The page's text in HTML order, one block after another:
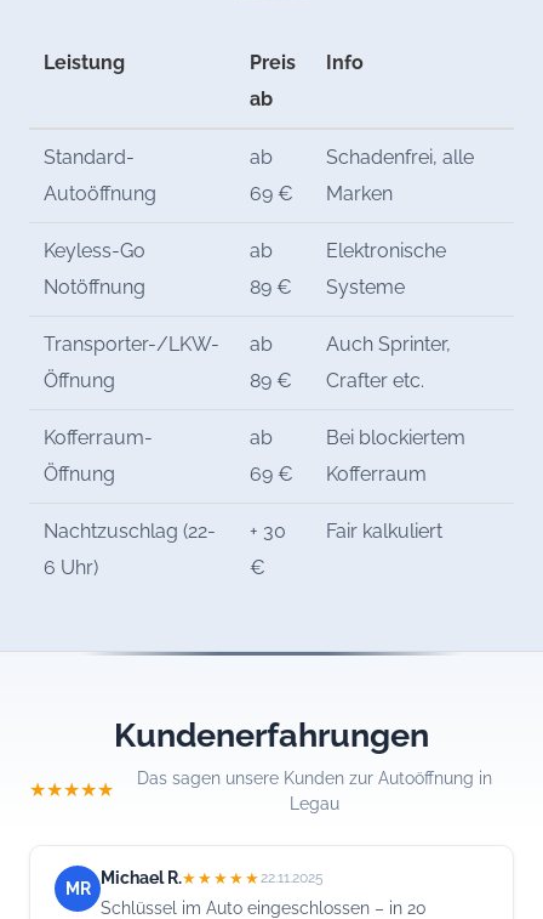
Leistung
Preis
ab
Info
Standard-
Autoöffnung
ab
69 €
Schadenfrei, alle
Marken
Keyless-Go
Notöffnung
ab
89 €
Elektronische
Systeme
Transporter-/LKW-
Öffnung
ab
89 €
Auch Sprinter,
Crafter etc.
Kofferraum-
Öffnung
ab
69 €
Bei blockiertem
Kofferraum
Nachtzuschlag (22-
6 Uhr)
+ 30
€
Fair kalkuliert
Kundenerfahrungen
★★★★★
Das sagen unsere Kunden zur Autoöffnung in
Legau
MR
Michael R.★★★★★22.11.2025
Schlüssel im Auto eingeschlossen – in 20